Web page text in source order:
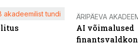
akadeemilist tundi ÄRIPÄEVA
AI võimalused